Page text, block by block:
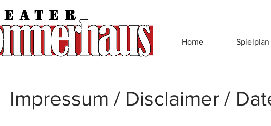
Home Spielplan
Impressum / Disclaimer /